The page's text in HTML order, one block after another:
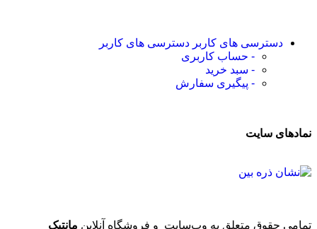
دسترسی های کاربر دسترسی های کاربر
- حساب کاربری
- سبد خرید
- پیگیری سفارش
نمادهای سایت
تمامی حقوق متعلق به وب‌سایت و فروشگاه‌ آنلاین مانتیک